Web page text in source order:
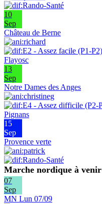
10
Sep
Château de Berne
Flayosc
13
Sep
Notre Dames des Anges
Pignans
15
Sep
Provence verte
Marche nordique à venir
07
Sep
MN Lun 07/09